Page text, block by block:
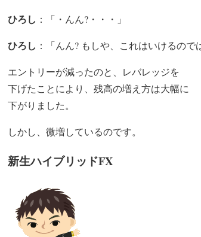
ひろし ：「・んん?・・・」
ひろし ：「んん? もしや、これはいけるので
エントリーが減ったのと、レバレッジを
下げたことにより、残高の増え方は大幅に
下がりました。
しかし、微増しているのです。
新生ハイブリッドFX